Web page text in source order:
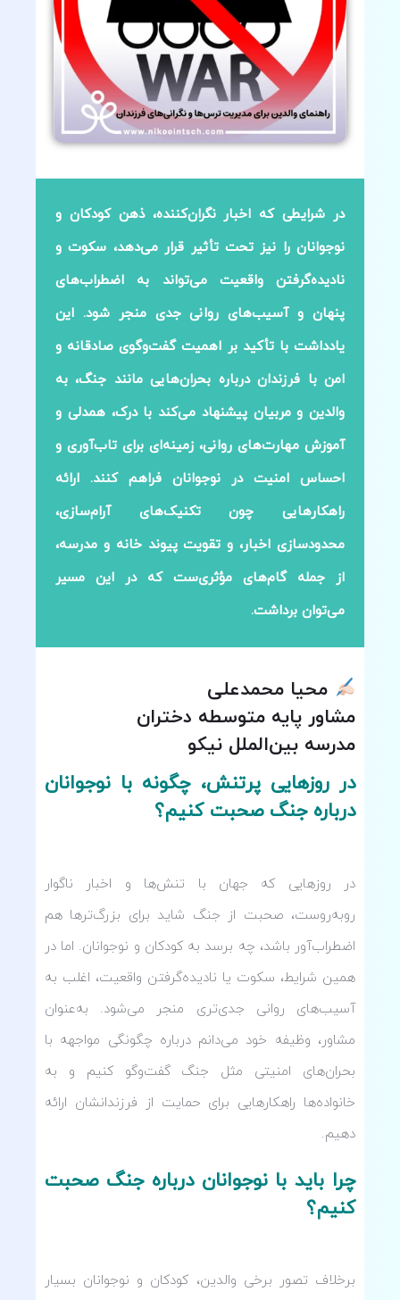
در شرایطی که اخبار نگران‌کننده، ذهن کودکان و
نوجوانان را نیز تحت تأثیر قرار می‌دهد، سکوت و
نادیده‌گرفتن واقعیت می‌تواند به اضطراب‌های
پنهان و آسیب‌های روانی جدی منجر شود. این
یادداشت با تأکید بر اهمیت گفت‌وگوی صادقانه و
امن با فرزندان درباره بحران‌هایی مانند جنگ، به
والدین و مربیان پیشنهاد می‌کند با درک، همدلی و
آموزش مهارت‌های روانی، زمینه‌ای برای تاب‌آوری و
احساس امنیت در نوجوانان فراهم کنند. ارائه
راهکارهایی چون تکنیک‌های آرام‌سازی،
محدودسازی اخبار، و تقویت پیوند خانه و مدرسه،
از جمله گام‌های مؤثری‌ست که در این مسیر
می‌توان برداشت.
محیا محمدعلی
مشاور پایه متوسطه دختران
مدرسه بین‌الملل نیکو
در روزهایی پرتنش، چگونه با نوجوانان
درباره جنگ صحبت کنیم؟
در روزهایی که جهان با تنش‌ها و اخبار ناگوار
روبه‌روست، صحبت از جنگ شاید برای بزرگ‌ترها هم
اضطراب‌آور باشد، چه برسد به کودکان و نوجوانان. اما در
همین شرایط، سکوت یا نادیده‌گرفتن واقعیت، اغلب به
آسیب‌های روانی جدی‌تری منجر می‌شود. به‌عنوان
مشاور، وظیفه خود می‌دانم درباره چگونگی مواجهه با
بحران‌های امنیتی مثل جنگ گفت‌وگو کنیم و به
خانواده‌ها راهکارهایی برای حمایت از فرزندانشان ارائه
دهیم.
چرا باید با نوجوانان درباره جنگ صحبت
کنیم؟
برخلاف تصور برخی والدین، کودکان و نوجوانان بسیار